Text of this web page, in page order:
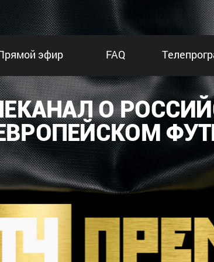
эфир FAQ
О